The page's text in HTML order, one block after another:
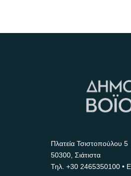
Πλατεία Τσιστοπούλου 5
50300, Σιάτιστα
Τηλ. +30 2465350100 •